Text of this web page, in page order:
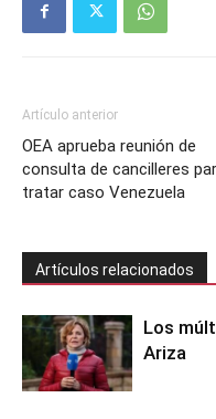
Artículo anterior
OEA aprueba reunión de
consulta de cancilleres
tratar caso Venezuela
Artículos relacionados
Los
Ariza